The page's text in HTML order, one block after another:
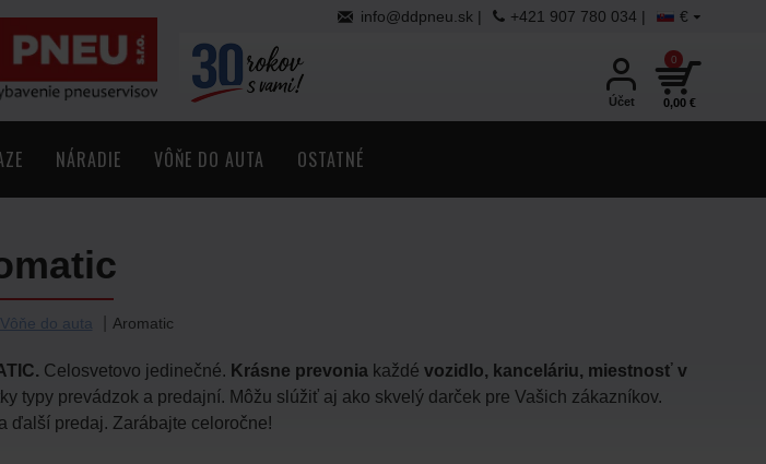
€
info@ddpneu.sk | +421 907 780 034 |
Účet 0,00 €
0
NÁRADIE VÔŇE DO AUTA OSTATNÉ
Vôňe do auta Aromatic
Celosvetovo jedinečné. Krásne prevonia každé vozidlo, kanceláriu, miestnosť v
typy prevádzok a predajní. Môžu slúžiť aj ako skvelý darček pre Vašich zákazníkov.
ďalší predaj. Zarábajte celoročne!